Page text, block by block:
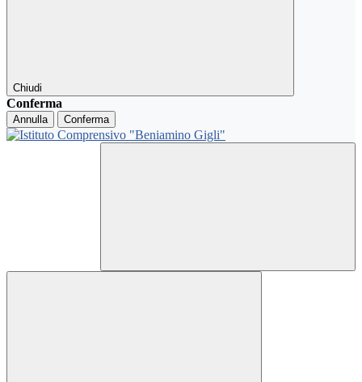
Chiudi
Conferma
Annulla Conferma